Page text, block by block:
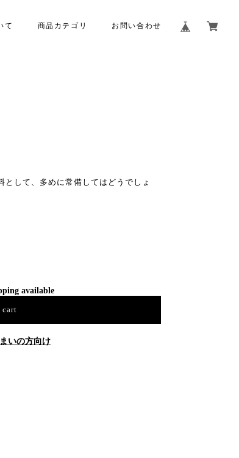
て 商品カテゴリ お問い合わせ
して、多めに常備してはどうでしょ
available
cart
いの方向け